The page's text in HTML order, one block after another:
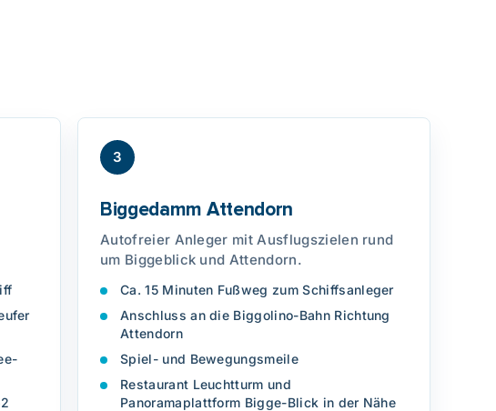
3
Biggedamm Attendorn
Autofreier Anleger mit Ausflugszielen rund
um Biggeblick und Attendorn.
Ca. 15 Minuten Fußweg zum Schiffsanleger
Anschluss an die Biggolino-Bahn Richtung
Attendorn
Spiel- und Bewegungsmeile
Restaurant Leuchtturm und
Panoramaplattform Bigge-Blick in der Nähe